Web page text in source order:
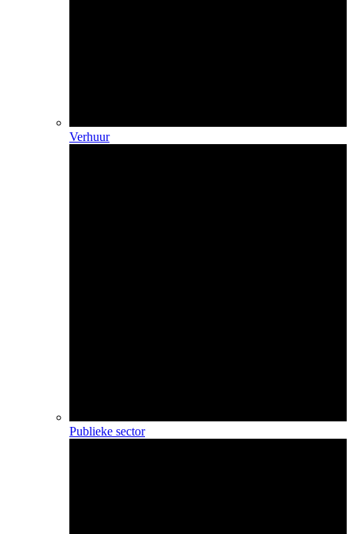
Verhuur
Publieke sector